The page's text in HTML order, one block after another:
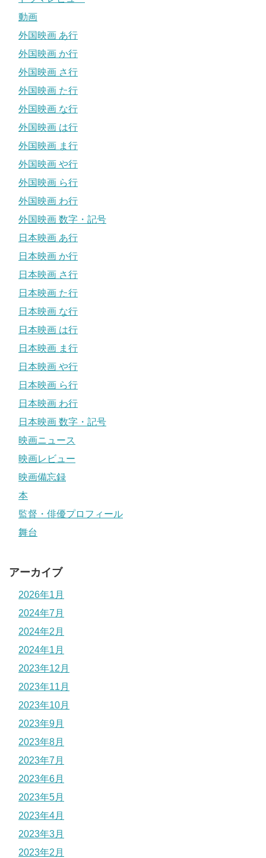
動画
外国映画 あ行
外国映画 か行
外国映画 さ行
外国映画 た行
外国映画 な行
外国映画 は行
外国映画 ま行
外国映画 や行
外国映画 ら行
外国映画 わ行
外国映画 数字・記号
日本映画 あ行
日本映画 か行
日本映画 さ行
日本映画 た行
日本映画 な行
日本映画 は行
日本映画 ま行
日本映画 や行
日本映画 ら行
日本映画 わ行
日本映画 数字・記号
映画ニュース
映画レビュー
映画備忘録
本
監督・俳優プロフィール
舞台
アーカイブ
2026年1月
2024年7月
2024年2月
2024年1月
2023年12月
2023年11月
2023年10月
2023年9月
2023年8月
2023年7月
2023年6月
2023年5月
2023年4月
2023年3月
2023年2月